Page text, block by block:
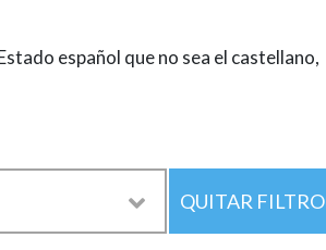
español que no sea el castellano,
QUITAR FILTRO